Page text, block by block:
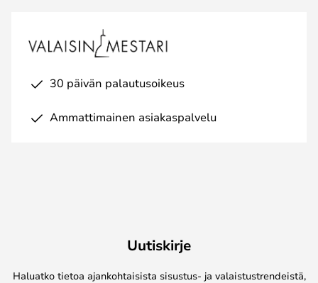
30 päivän palautusoikeus
Ammattimainen asiakaspalvelu
Uutiskirje
Haluatko tietoa ajankohtaisista sisustus- ja valaistustrendeistä,